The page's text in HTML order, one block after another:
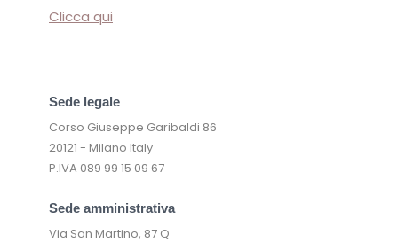
Clicca qui
Sede legale
Corso Giuseppe Garibaldi 86
20121 - Milano Italy
P.IVA 089 99 15 09 67
Sede amministrativa
Via San Martino, 87 Q